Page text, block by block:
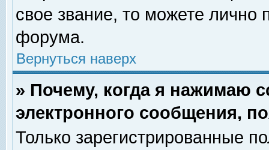
свое звание, то можете лично
форума.
Вернуться наверх
» Почему, когда я нажимаю
электронного сообщения,
Только зарегистрированные